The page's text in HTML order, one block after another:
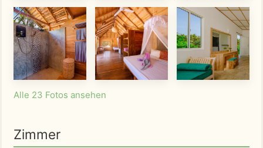
Alle 23 Fotos ansehen
Zimmer